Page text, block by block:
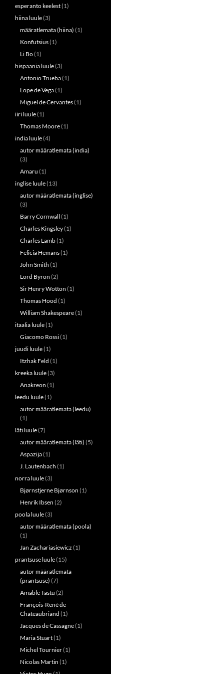
esperanto keelest(1)
hiina luule(3)
määratlemata (hiina) (1)
Konfutsius(1)
Li Bo(1)
hispaania luule(3)
Antonio Trueba(1)
Lope de Vega(1)
Miguel de Cervantes(1)
iiri luule(1)
Thomas Moore(1)
india luule(4)
autor määratlemata (india)
(3)
Amaru (1)
inglise luule(13)
autor määratlemata (inglise)
(3)
Barry Cornwall (1)
Charles Kingsley(1)
Charles Lamb(1)
Felicia Hemans(1)
John Smith (1)
Lord Byron (2)
Sir Henry Wotton (1)
Thomas Hood (1)
William Shakespeare(1)
itaalia luule(1)
Giacomo Rossi(1)
juudi luule(1)
Itzhak Feld (1)
kreeka luule(3)
Anakreon (1)
leedu luule(1)
autor määratlemata (leedu)
(1)
läti luule(7)
autor määratlemata (läti) (5)
Aspazija(1)
J. Lautenbach (1)
norra luule(3)
Bjørnstjerne Bjørnson (1)
Henrik Ibsen (2)
poola luule(3)
autor määratlemata (poola)
(1)
Jan Zachariasiewicz (1)
prantsuse luule(15)
autor määratlemata
(prantsuse) (7)
Amable Tastu (2)
François-René de
Chateaubriand (1)
Jacques de Cassagne(1)
Maria Stuart(1)
Michel Tournier(1)
Nicolas Martin (1)